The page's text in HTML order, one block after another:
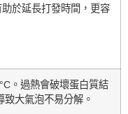
於延長打發時間，更容
。過熱會破壞蛋白質結
大氣泡不易分解。